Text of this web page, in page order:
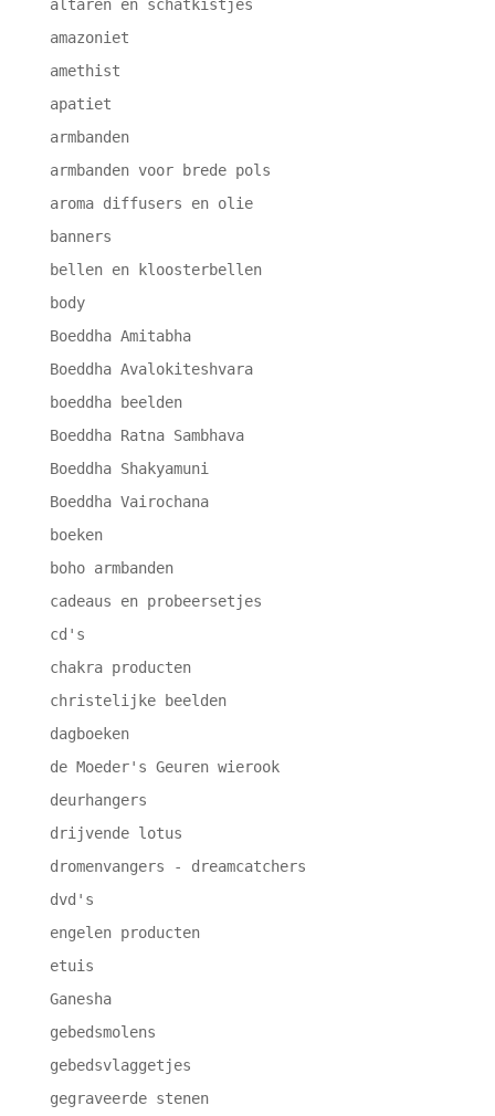
altaren en schatkistjes
amazoniet
amethist
apatiet
armbanden
armbanden voor brede pols
aroma diffusers en olie
banners
bellen en kloosterbellen
body
Boeddha Amitabha
Boeddha Avalokiteshvara
boeddha beelden
Boeddha Ratna Sambhava
Boeddha Shakyamuni
Boeddha Vairochana
boeken
boho armbanden
cadeaus en probeersetjes
cd's
chakra producten
christelijke beelden
dagboeken
de Moeder's Geuren wierook
deurhangers
drijvende lotus
dromenvangers - dreamcatchers
dvd's
engelen producten
etuis
Ganesha
gebedsmolens
gebedsvlaggetjes
gegraveerde stenen